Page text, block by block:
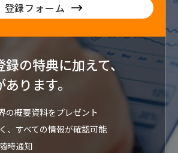
登録フォーム
の特典に加えて、
あります。
の概要資料をプレゼント
、すべての情報が確認可能
時通知